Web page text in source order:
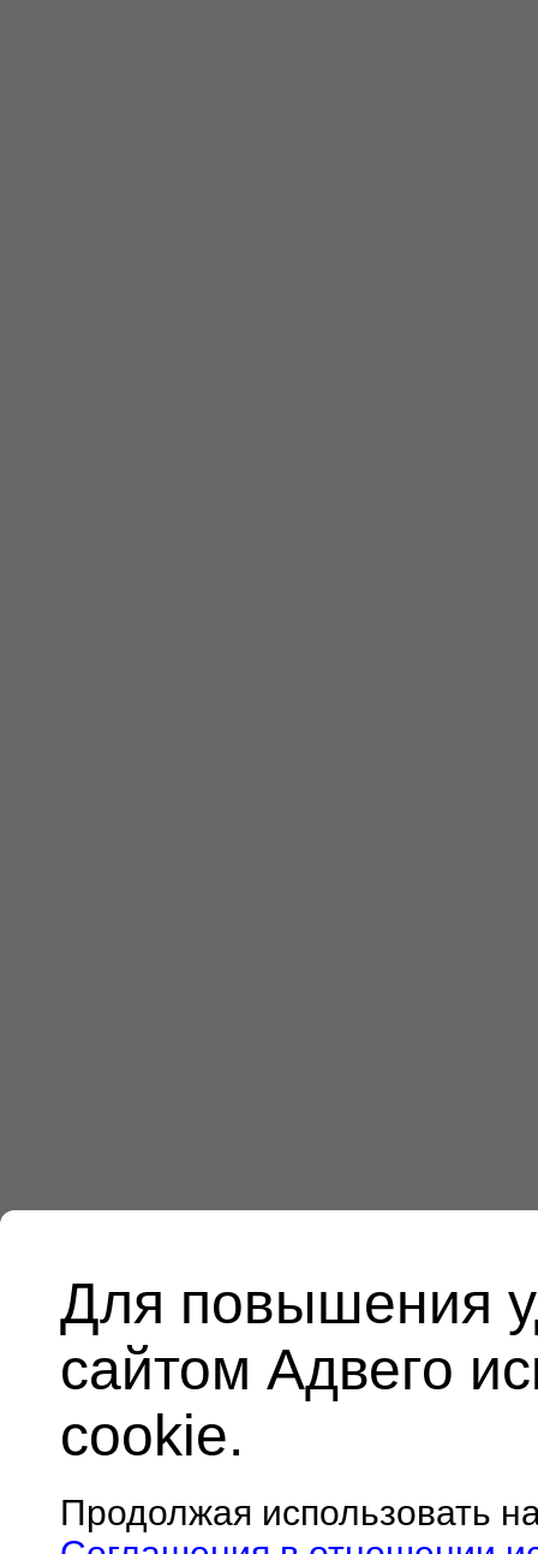
Для повышения
сайтом Адвего
cookie.
Продолжая использовать